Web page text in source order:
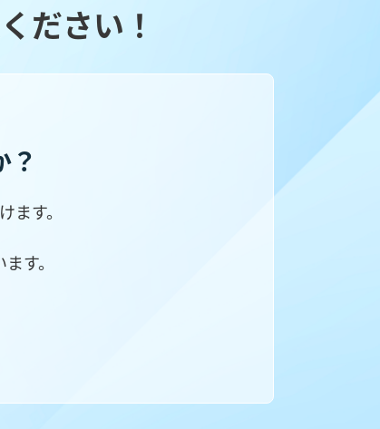
ださい！
す。
す。